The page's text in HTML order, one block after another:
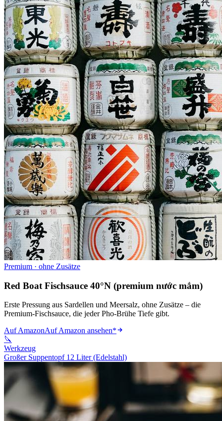
Premium · ohne Zusätze
Red Boat Fischsauce 40°N (premium nước mắm)
Erste Pressung aus Sardellen und Meersalz, ohne Zusätze – die
Premium-Fischsauce, die jeder Pho-Brühe Tiefe gibt.
Auf AmazonAuf Amazon ansehen*
🔪
Werkzeug
Großer Suppentopf 12 Liter (Edelstahl)